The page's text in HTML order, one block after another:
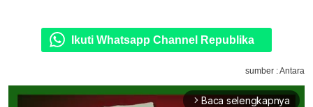
Ikuti Whatsapp Channel Republika
sumber : Antara
arrow_forward_ios Baca selengkapnya